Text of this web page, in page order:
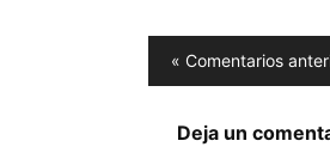
« Comentarios
Deja un